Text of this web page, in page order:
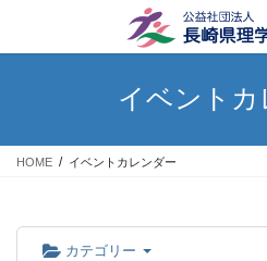
テ
ス
ゲ
ン
イベントカ
HOME イベントカレンダー
カテゴリー